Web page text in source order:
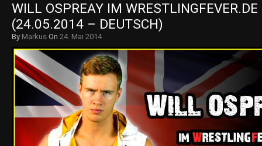
WILL OSPREAY IM
(24.05.2014 – DEUTSCH)
By Markus On 24. Mai 2014